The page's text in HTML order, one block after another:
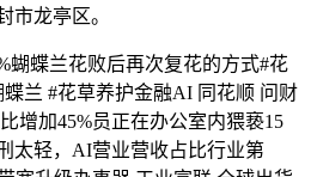
市龙亭区。
蝶兰花败后再次复花的方式#花
兰 #花草养护金融AI 同花顺 问财
增加45%员正在办公室内猥亵15
太轻，AI营业营收占比行业第